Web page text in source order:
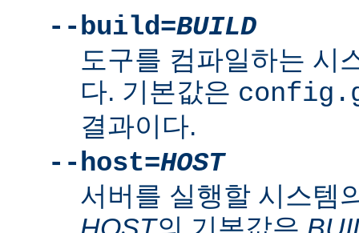
--build=BUILD
도구를 컴파일하는 시
다. 기본값은
결과이다.
--host=HOST
서버를 실행할 시스템